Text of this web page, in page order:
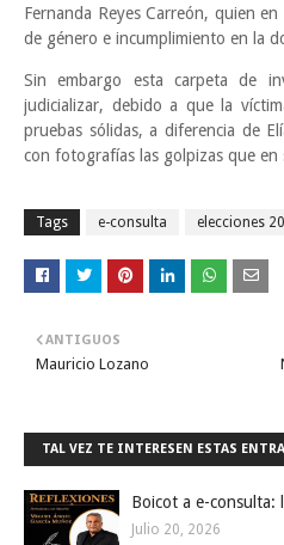
Fernanda Reyes Carreón, quien
de género e incumplimiento en la
Sin embargo esta carpeta de
judicializar, debido a que la
pruebas sólidas, a diferencia de
con fotografías las golpizas que en
Tags e-consulta elecciones
ANTIGUOS
Mauricio Lozano
TAL VEZ TE INTERESEN ESTAS
Boicot a e-consulta:
Julio 20, 2026